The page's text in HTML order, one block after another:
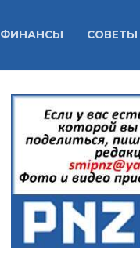
ФИНАНСЫ СОВЕТЫ